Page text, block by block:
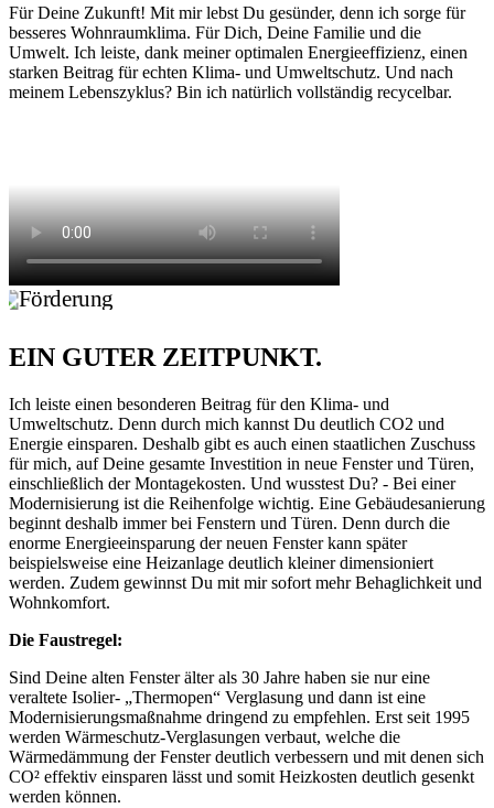
Für Deine Zukunft! Mit mir lebst Du gesünder, denn ich sorge für
besseres Wohnraumklima. Für Dich, Deine Familie und die
Umwelt. Ich leiste, dank meiner optimalen Energieeffizienz, einen
starken Beitrag für echten Klima- und Umweltschutz. Und nach
meinem Lebenszyklus? Bin ich natürlich vollständig recycelbar.
EIN GUTER ZEITPUNKT.
Ich leiste einen besonderen Beitrag für den Klima- und
Umweltschutz. Denn durch mich kannst Du deutlich CO2 und
Energie einsparen. Deshalb gibt es auch einen staatlichen Zuschuss
für mich, auf Deine gesamte Investition in neue Fenster und Türen,
einschließlich der Montagekosten. Und wusstest Du? - Bei einer
Modernisierung ist die Reihenfolge wichtig. Eine Gebäudesanierung
beginnt deshalb immer bei Fenstern und Türen. Denn durch die
enorme Energieeinsparung der neuen Fenster kann später
beispielsweise eine Heizanlage deutlich kleiner dimensioniert
werden. Zudem gewinnst Du mit mir sofort mehr Behaglichkeit und
Wohnkomfort.
Die Faustregel:
Sind Deine alten Fenster älter als 30 Jahre haben sie nur eine
veraltete Isolier- „Thermopen“ Verglasung und dann ist eine
Modernisierungsmaßnahme dringend zu empfehlen. Erst seit 1995
werden Wärmeschutz-Verglasungen verbaut, welche die
Wärmedämmung der Fenster deutlich verbessern und mit denen sich
CO² effektiv einsparen lässt und somit Heizkosten deutlich gesenkt
werden können.